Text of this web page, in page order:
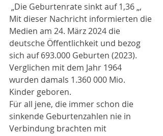
„Die Geburtenrate sinkt auf 1,36 „,
Mit dieser Nachricht informierten die
Medien am 24. März 2024 die
deutsche Öffentlichkeit und bezog
sich auf 693.000 Geburten (2023).
Verglichen mit dem Jahr 1964
wurden damals 1.360 000 Mio.
Kinder geboren.
Für all jene, die immer schon die
sinkende Geburtenzahlen nie in
Verbindung brachten mit